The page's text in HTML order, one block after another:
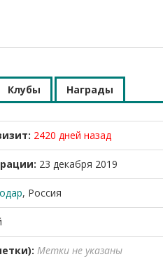
Клубы Награды
2420 дней назад
23 декабря 2019
, Россия
Метки не указаны